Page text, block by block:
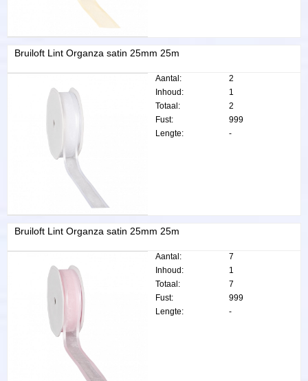
Bruiloft Lint Organza satin 25mm 25m
Aantal:
2
Inhoud:
1
Totaal:
2
Fust:
999
Lengte:
-
Bruiloft Lint Organza satin 25mm 25m
Aantal:
7
Inhoud:
1
Totaal:
7
Fust:
999
Lengte:
-